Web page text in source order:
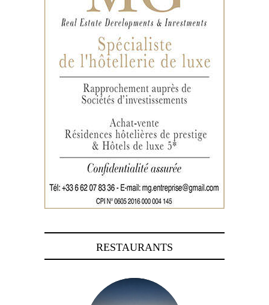
RESTAURANTS